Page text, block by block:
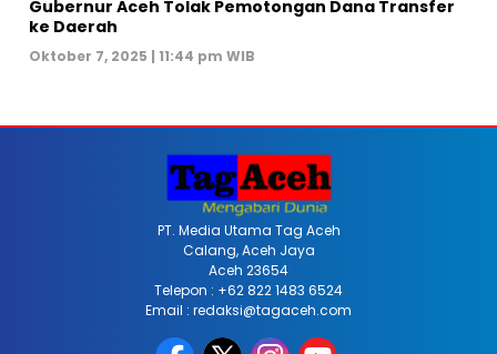
Gubernur Aceh Tolak Pemotongan Dana Transfer
ke Daerah
Oktober 7, 2025 | 11:44 pm WIB
PT. Media Utama Tag Aceh
Calang, Aceh Jaya
Aceh 23654
Telepon : +62 822 1483 6524
Email : redaksi@tagaceh.com